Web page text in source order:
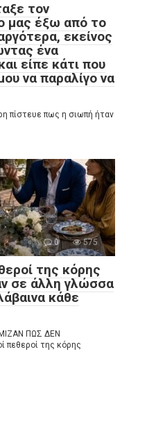
τον
μας έξω από το
εκείνος
ένα
είπε κάτι που
να παραλίγο να
πίστευε πως η σιωπή ήταν
0 575
της κόρης
σε άλλη γλώσσα
κάθε
ΠΩΣ ΔΕΝ
πεθεροί της κόρης